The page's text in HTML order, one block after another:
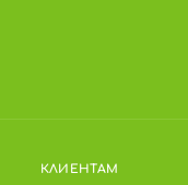
КЛИЕНТАМ